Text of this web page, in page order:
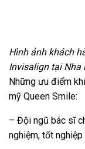
Hình ảnh khách
Invisalign tại Nha
Những ưu điểm
mỹ Queen Smile:
– Đội ngũ bác sĩ
nghiệm, tốt